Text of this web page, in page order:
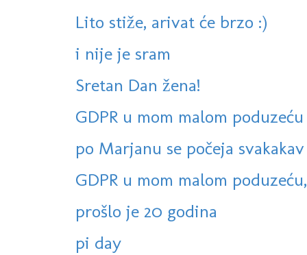
Lito stiže, arivat će brzo :)
i nije je sram
Sretan Dan žena!
GDPR u mom malom
po Marjanu se počeja
GDPR u mom malom
prošlo je 20 godina
pi day